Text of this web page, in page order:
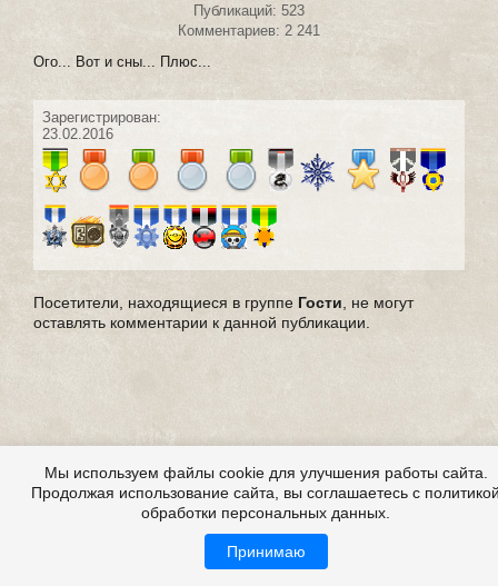
Публикаций: 523
Комментариев: 2 241
Ого... Вот и сны... Плюс...
Зарегистрирован:
23.02.2016
Посетители, находящиеся в группе Гости , не могут
оставлять комментарии к данной публикации.
Мы используем файлы cookie для улучшения работы сайта.
Продолжая использование сайта, вы соглашаетесь с
обработки персональных данных.
Принимаю